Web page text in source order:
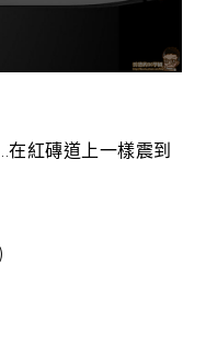
紅磚道上一樣震到